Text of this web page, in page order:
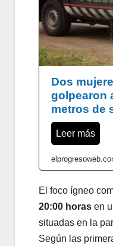
Dos
golpearon
metros de
Leer más
El foco ígneo
20:00 horas en
situadas en la
Según las